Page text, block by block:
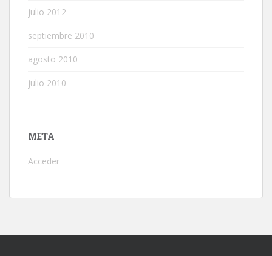
julio 2012
septiembre 2010
agosto 2010
julio 2010
META
Acceder